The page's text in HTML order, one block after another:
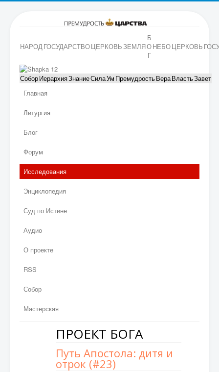
НАРОДГОСУДАРСТВОЦЕРКОВЬЗЕМЛЯ
Б
О
Г
НЕБОЦЕРКОВЬ
СоборИерархияЗнаниеСилаУм ПремудростьВераВластьЗавет
Главная
Литургия
Блог
Форум
Исследования
Энциклопедия
Суд по Истине
Аудио
О проекте
RSS
Собор
Мастерская
ПРОЕКТ БОГА
Путь Апостола: дитя и
отрок (#23)